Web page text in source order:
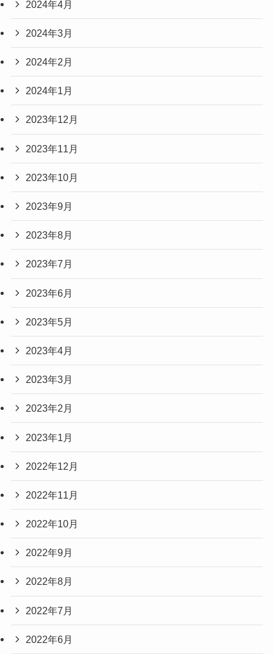
2024年4月
2024年3月
2024年2月
2024年1月
2023年12月
2023年11月
2023年10月
2023年9月
2023年8月
2023年7月
2023年6月
2023年5月
2023年4月
2023年3月
2023年2月
2023年1月
2022年12月
2022年11月
2022年10月
2022年9月
2022年8月
2022年7月
2022年6月